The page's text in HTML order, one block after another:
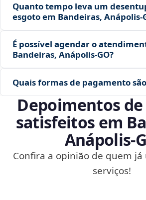
Quanto tempo leva um
esgoto em Bandeiras,
É possível agendar o
Bandeiras, Anápolis‑GO?
Quais formas de pagamento
Depoimentos
satisfeitos em
Confira a opinião de quem já
serviços!